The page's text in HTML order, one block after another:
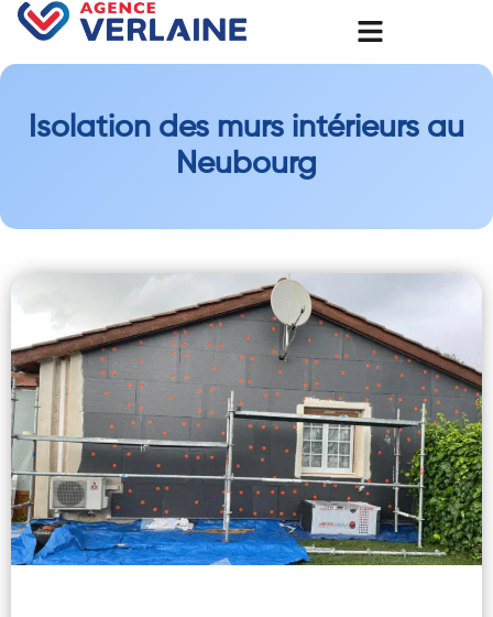
Isolation des murs intérieurs au
Neubourg